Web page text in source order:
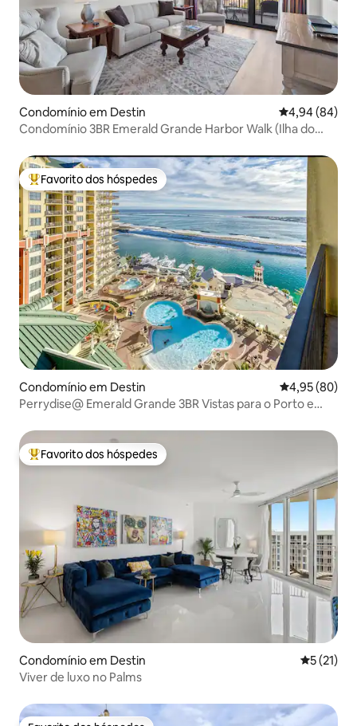
Condomínio em Destin Classificação
4,94 (84)
Condomínio 3BR Emerald Grande Harbor Walk (Ilha do
Favoritos dos hóspedes mais apreciados
Favorito dos hóspedes
Condomínio em Destin Classificação
4,95 (80)
Perrydise@ Emerald Grande 3BR Vistas para o Porto e
Favoritos dos hóspedes mais apreciados
Favorito dos hóspedes
Condomínio em Destin
5 (21)
Viver de luxo no Palms